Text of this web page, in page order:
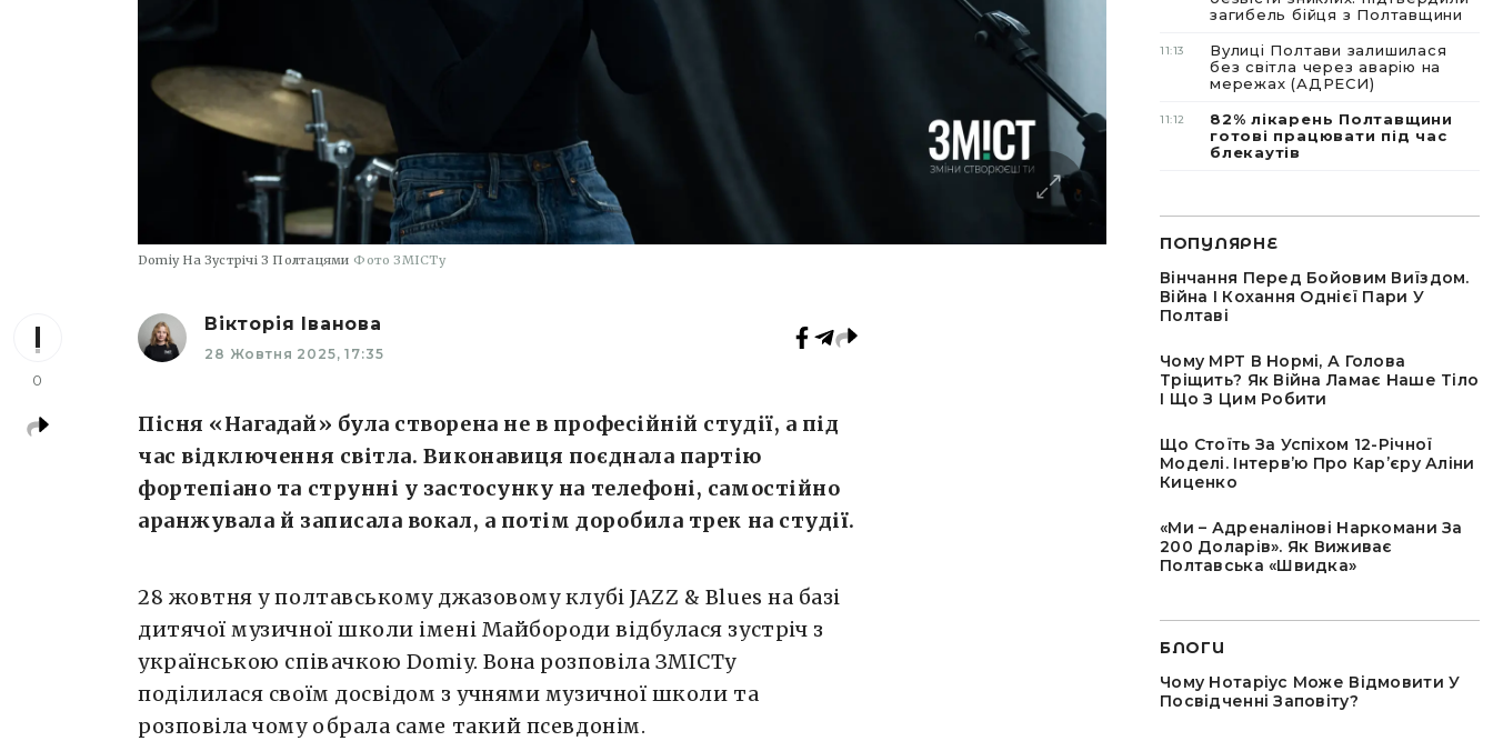
Domiy На Зустрічі З Полтацями Фото ЗМІСТу
0
Вікторія Іванова
28 Жовтня 2025, 17:35
Пісня «Нагадай» була створена не в професійній студії, а під
час відключення світла. Виконавиця поєднала партію
фортепіано та струнні у застосунку на телефоні, самостійно
аранжувала й записала вокал, а потім доробила трек на студії.
28 жовтня у полтавському джазовому клубі JAZZ & Blues на базі
дитячої музичної школи імені Майбороди відбулася зустріч з
українською співачкою Domiy. Вона розповіла ЗМІСТу
поділилася своїм досвідом з учнями музичної школи та
розповіла чому обрала саме такий псевдонім.
загибель бійця з Полтавщини
11:13
Вулиці Полтави залишилася
без світла через аварію на
мережах (АДРЕСИ)
11:12
82% лікарень Полтавщини
готові працювати під час
блекаутів
ПОПУЛЯРНЕ
Вінчання Перед Бойовим Виїздом.
Війна І Кохання Однієї Пари У
Полтаві
Чому МРТ В Нормі, А Голова
Тріщить? Як Війна Ламає Наше Тіло
І Що З Цим Робити
Що Стоїть За Успіхом 12-Річної
Моделі. Інтервʼю Про Карʼєру Аліни
Киценко
«Ми – Адреналінові Наркомани За
200 Доларів». Як Виживає
Полтавська «швидка»
БЛОГИ
Чому Нотаріус Може Відмовити У
Посвідченні Заповіту?